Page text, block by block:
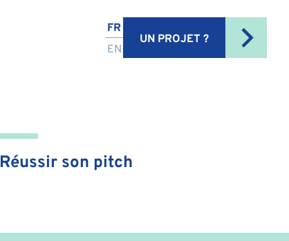
FR
EN
UN PROJET ?
Réussir son pitch